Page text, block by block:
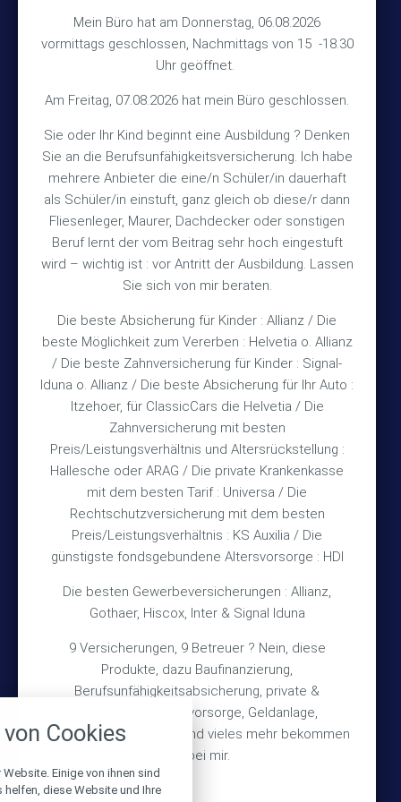
Mein Büro hat am Donnerstag, 06.08.2026
vormittags geschlossen, Nachmittags von 15 -18.30
Uhr geöffnet.
Am Freitag, 07.08.2026 hat mein Büro geschlossen.
Sie oder Ihr Kind beginnt eine Ausbildung ? Denken
Sie an die Berufsunfähigkeitsversicherung. Ich habe
mehrere Anbieter die eine/n Schüler/in dauerhaft
als Schüler/in einstuft, ganz gleich ob diese/r dann
Fliesenleger, Maurer, Dachdecker oder sonstigen
Beruf lernt der vom Beitrag sehr hoch eingestuft
wird – wichtig ist : vor Antritt der Ausbildung. Lassen
Sie sich von mir beraten.
Die beste Absicherung für Kinder : Allianz / Die
beste Möglichkeit zum Vererben : Helvetia o. Allianz
/ Die beste Zahnversicherung für Kinder : Signal-
Iduna o. Allianz / Die beste Absicherung für Ihr Auto :
Itzehoer, für ClassicCars die Helvetia / Die
Zahnversicherung mit besten
Preis/Leistungsverhältnis und Altersrückstellung :
Hallesche oder ARAG / Die private Krankenkasse
mit dem besten Tarif : Universa / Die
Rechtschutzversicherung mit dem besten
Preis/Leistungsverhältnis : KS Auxilia / Die
günstigste fondsgebundene Altersvorsorge : HDI
Die besten Gewerbeversicherungen : Allianz,
Gothaer, Hiscox, Inter & Signal Iduna
9 Versicherungen, 9 Betreuer ? Nein, diese
Produkte, dazu Baufinanzierung,
Berufsunfähigkeitsabsicherung, private &
betriebliche Altersvorsorge, Geldanlage,
Gebäudeversicherung und vieles mehr bekommen
Sie bei mir.
Hinterkampstr.1a
30890 Barsinghausen
Kontakt
TEL +49 (5105) 1811
FAX +49 (5105) 2720
MAIL vmh1a@web.de
Bürozeiten
Mo – Fr 10:15 – 12:00 Uhr
und nach Vereinbarung
Rechtliches
Impressum
Datenschutz
Erstinformation
Wichtiges
Über mich
Bedarfsermittlung
Schadensmeldung
© 2026 Versicherungsmakler Haberkamp GmbH
Cookies
Einige von ihnen sind
diese Website und Ihre
alle verwendeten Cookies und
zu blockieren.